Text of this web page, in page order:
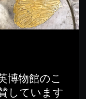
博物館のこ
しています